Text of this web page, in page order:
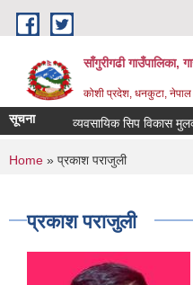
Skip to main content
साँगुरीगढी गाउँपालिका,
कोशी प्रदेश, धनकुटा, नेपाल
सूचना व्यवसायिक सिप विकास मुलक
You are here
Home » प्रकाश पराजुली
प्रकाश पराजुली